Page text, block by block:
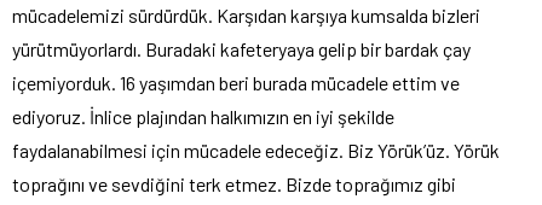
mücadelemizi sürdürdük. Karşıdan karşıya kumsalda bizleri
yürütmüyorlardı. Buradaki kafeteryaya gelip bir bardak çay
içemiyorduk. 16 yaşımdan beri burada mücadele ettim ve
ediyoruz. İnlice plajından halkımızın en iyi şekilde
faydalanabilmesi için mücadele edeceğiz. Biz Yörük’üz. Yörük
toprağını ve sevdiğini terk etmez. Bizde toprağımız gibi